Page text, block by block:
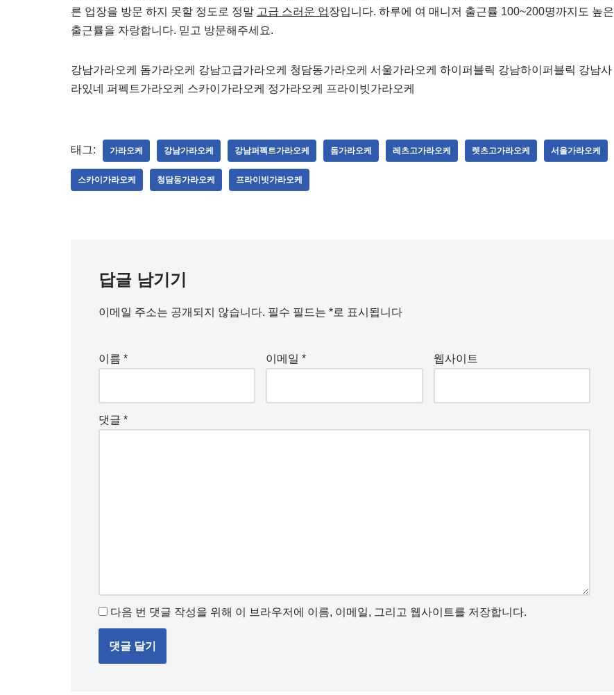
른 업장을 방문 하지 못할 정도로 정말 고급 스러운 업장입니다. 하루에 여 매니저 출근률 100~200명까지도 높은
출근률을 자랑합니다. 믿고 방문해주세요.
강남가라오케 돔가라오케 강남고급가라오케 청담동가라오케 서울가라오케 하이퍼블릭 강남하이퍼블릭 강남사
라있네 퍼펙트가라오케 스카이가라오케 정가라오케 프라이빗가라오케
태그: 가라오케 강남가라오케 강남퍼펙트가라오케 돔가라오케 레츠고가라오케 렛츠고가라오케 서울가라오케
스카이가라오케 청담동가라오케 프라이빗가라오케
답글 남기기
이메일 주소는 공개되지 않습니다. 필수 필드는 *로 표시됩니다
이름 * 이메일* 웹사이트
댓글 *
다음 번 댓글 작성을 위해 이 브라우저에 이름, 이메일, 그리고 웹사이트를 저장합니다.